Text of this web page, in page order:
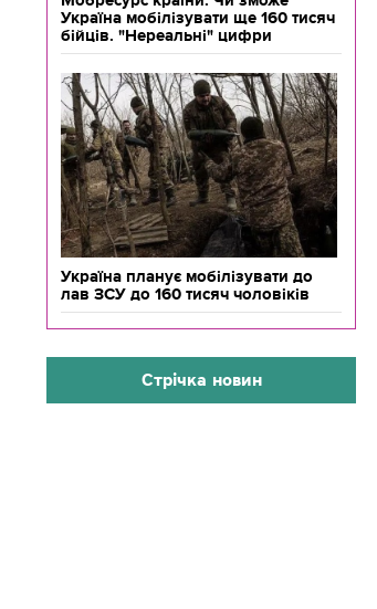
Україна мобілізувати ще 160 тисяч
бійців. "Нереальні" цифри
Україна планує мобілізувати до
лав ЗСУ до 160 тисяч чоловіків
Стрічка новин